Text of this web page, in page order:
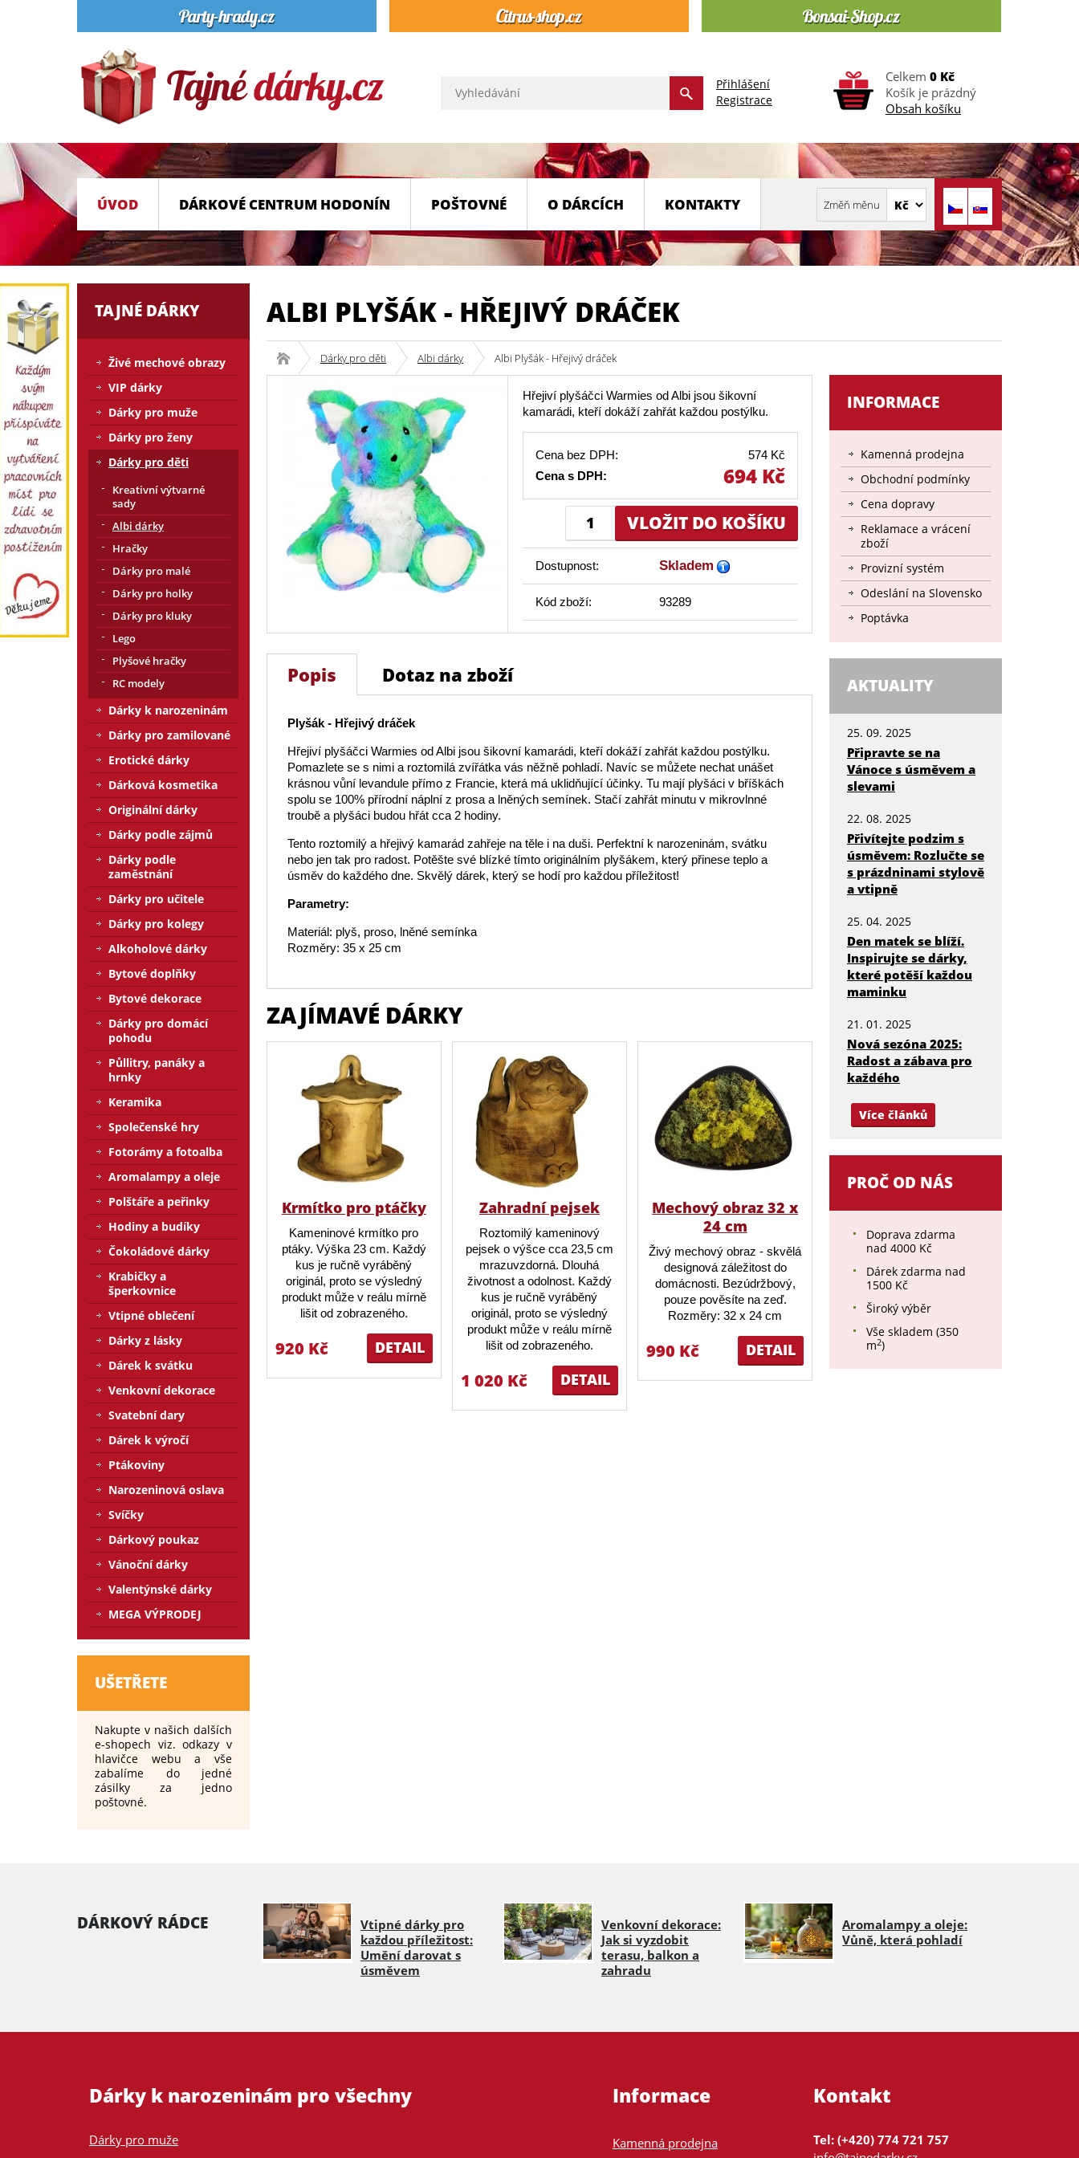
Přihlášení
Registrace
Celkem 0 Kč
Košík je prázdný
Obsah košíku
ÚVOD DÁRKOVÉ CENTRUM HODONÍN POŠTOVNÉ O DÁRCÍCH KONTAKTY
ALBI PLYŠÁK - HŘEJIVÝ DRÁČEK
Dárky pro děti Albi dárky Albi Plyšák - Hřejivý dráček
Hřejiví plyšáčci Warmies od Albi jsou šikovní
kamarádi, kteří dokáží zahřát každou postýlku.
Cena bez DPH:
574 Kč
Cena s DPH:
694 Kč
Dostupnost: Skladem
Kód zboží: 93289
Popis Dotaz na zboží
Plyšák - Hřejivý dráček
Hřejiví plyšáčci Warmies od Albi jsou šikovní kamarádi, kteří dokáží zahřát každou postýlku.
Pomazlete se s nimi a roztomilá zvířátka vás něžně pohladí. Navíc se můžete nechat unášet
krásnou vůní levandule přímo z Francie, která má uklidňující účinky. Tu mají plyšáci v bříškách
spolu se 100% přírodní náplní z prosa a lněných semínek. Stačí zahřát minutu v mikrovlnné
troubě a plyšáci budou hřát cca 2 hodiny.
Tento roztomilý a hřejivý kamarád zahřeje na těle i na duši. Perfektní k narozeninám, svátku
nebo jen tak pro radost. Potěšte své blízké tímto originálním plyšákem, který přinese teplo a
úsměv do každého dne. Skvělý dárek, který se hodí pro každou příležitost!
Parametry:
Materiál: plyš, proso, lněné semínka
Rozměry: 35 x 25 cm
ZAJÍMAVÉ DÁRKY
Krmítko pro ptáčky
Kameninové krmítko pro
ptáky. Výška 23 cm. Každý
kus je ručně vyráběný
originál, proto se výsledný
produkt může v reálu mírně
lišit od zobrazeného.
DETAIL
920 Kč
Zahradní pejsek
Roztomilý kameninový
pejsek o výšce cca 23,5 cm
mrazuvzdorná. Dlouhá
životnost a odolnost. Každý
kus je ručně vyráběný
originál, proto se výsledný
produkt může v reálu mírně
lišit od zobrazeného.
DETAIL
1 020 Kč
Mechový obraz 32 x
24 cm
Živý mechový obraz - skvělá
designová záležitost do
domácnosti. Bezúdržbový,
pouze pověsíte na zeď.
Rozměry: 32 x 24 cm
DETAIL
990 Kč
INFORMACE
Kamenná prodejna
Obchodní podmínky
Cena dopravy
Reklamace a vrácení
zboží
Provizní systém
Odeslání na Slovensko
Poptávka
AKTUALITY
25. 09. 2025
Připravte se na
Vánoce s úsměvem a
slevami
22. 08. 2025
Přivítejte podzim s
úsměvem: Rozlučte se
s prázdninami stylově
a vtipně
25. 04. 2025
Den matek se blíží.
Inspirujte se dárky,
které potěší každou
maminku
21. 01. 2025
Nová sezóna 2025:
Radost a zábava pro
každého
Více článků
PROČ OD NÁS
Doprava zdarma
nad 4000 Kč
Dárek zdarma nad
1500 Kč
Široký výběr
Vše skladem (350
m2)
TAJNÉ DÁRKY
Živé mechové obrazy
VIP dárky
Dárky pro muže
Dárky pro ženy
Dárky pro děti
Kreativní výtvarné
sady
Albi dárky
Hračky
Dárky pro malé
Dárky pro holky
Dárky pro kluky
Lego
Plyšové hračky
RC modely
Dárky k narozeninám
Dárky pro zamilované
Erotické dárky
Dárková kosmetika
Originální dárky
Dárky podle zájmů
Dárky podle
zaměstnání
Dárky pro učitele
Dárky pro kolegy
Alkoholové dárky
Bytové doplňky
Bytové dekorace
Dárky pro domácí
pohodu
Půllitry, panáky a
hrnky
Keramika
Společenské hry
Fotorámy a fotoalba
Aromalampy a oleje
Polštáře a peřinky
Hodiny a budíky
Čokoládové dárky
Krabičky a
šperkovnice
Vtipné oblečení
Dárky z lásky
Dárek k svátku
Venkovní dekorace
Svatební dary
Dárek k výročí
Ptákoviny
Narozeninová oslava
Svíčky
Dárkový poukaz
Vánoční dárky
Valentýnské dárky
MEGA VÝPRODEJ
UŠETŘETE
Nakupte v našich dalších
e-shopech viz. odkazy v
hlavičce webu a vše
zabalíme do jedné
zásilky za jedno
poštovné.
DÁRKOVÝ RÁDCE
Vtipné dárky pro
každou příležitost:
Umění darovat s
úsměvem
Venkovní dekorace:
Jak si vyzdobit
terasu, balkon a
zahradu
Aromalampy a oleje:
Vůně, která pohladí
Dárky k narozeninám pro všechny
Dárky pro muže
Informace
Kamenná prodejna
Kontakt
Tel: (+420) 774 721 757